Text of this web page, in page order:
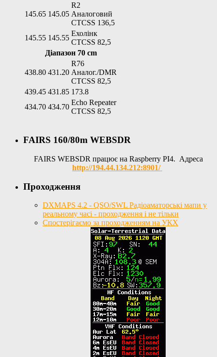
145.65 145.05
R2
Аналоговий
CTCSS 136,5
145.55 145.55
Ехолінк
CTCSS 82,5
Діапазон 70 cm
438.80 431.20
R76
Аналог./DMR
CTCSS 82,5
439.45 431.85 173.8
434.70 434.70
Echo Repeater
CTCSS 82,5
FAIRS 160/80m WEBSDR
FAIRS WEBSDR працює на Raspberry PI4. Адреса
http://194.44.134.212:8901/
Проходження
DXMAPS 4.2 - QSO/SWL Радіоаматорські мапи у
реальному часі - проходження і не тільки
Спостерігаємо за проходженням на УКХ